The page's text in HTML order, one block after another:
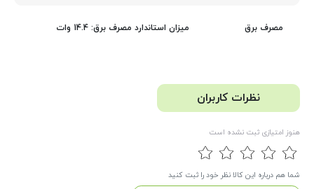
مصرف برق میزان استاندارد مصرف برق: 14.4 وات
نظرات کاربران
هنوز امتیازی ثبت نشده است
شما هم درباره این کالا نظر خود را ثبت کنید